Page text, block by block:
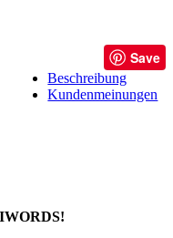
Save
Beschreibung
Kundenmeinungen